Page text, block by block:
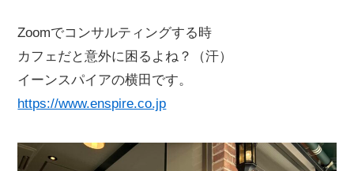
Zoomでコンサルティングする時
カフェだと意外に困るよね？（汗）
イーンスパイアの横田です。
https://www.enspire.co.jp